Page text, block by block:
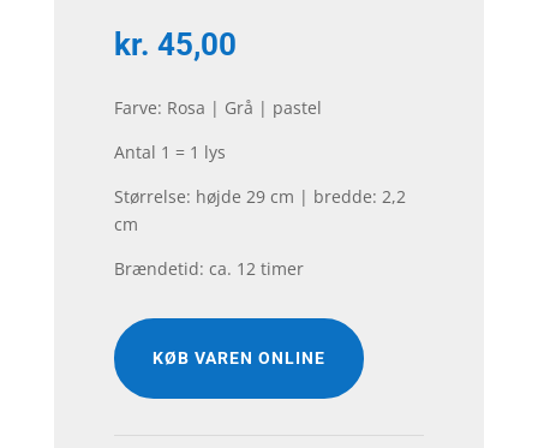
kr. 45,00
Farve: Rosa | Grå | pastel
Antal 1 = 1 lys
Størrelse: højde 29 cm | bredde: 2,2
cm
Brændetid: ca. 12 timer
KØB VAREN ONLINE